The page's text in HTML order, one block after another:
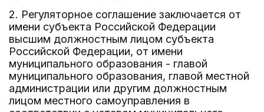
2. Регуляторное соглашение заключается от
имени субъекта Российской Федерации
высшим должностным лицом субъекта
Российской Федерации, от имени
муниципального образования - главой
муниципального образования, главой местной
администрации или другим должностным
лицом местного самоуправления в